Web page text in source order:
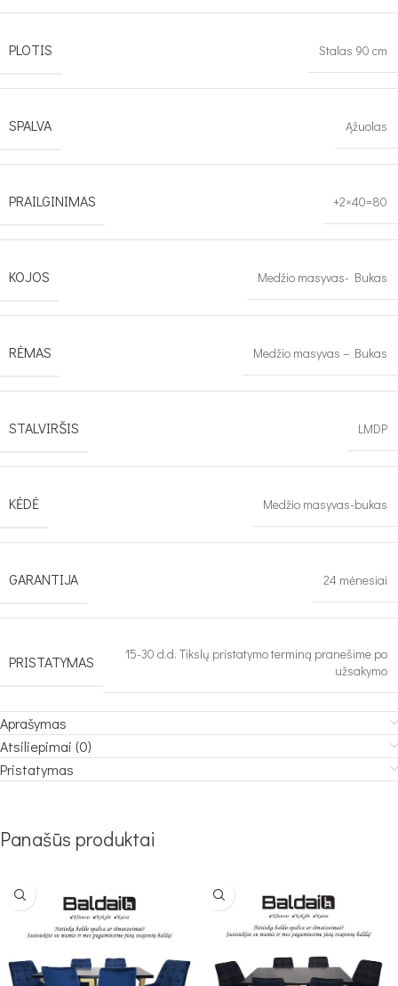
PLOTIS Stalas 90 cm
SPALVA Ąžuolas
PRAILGINIMAS +2×40=80
KOJOS Medžio masyvas- Bukas
RĖMAS Medžio masyvas – Bukas
STALVIRŠIS LMDP
KĖDĖ Medžio masyvas-bukas
GARANTIJA 24 mėnesiai
PRISTATYMAS
15-30 d.d. Tikslų pristatymo terminą pranešime po
užsakymo
Aprašymas
Atsiliepimai (0)
Pristatymas
Panašūs produktai